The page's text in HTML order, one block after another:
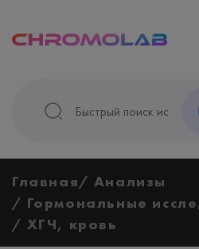
Главная
Анализы
Гормональные
ХГЧ, кровь